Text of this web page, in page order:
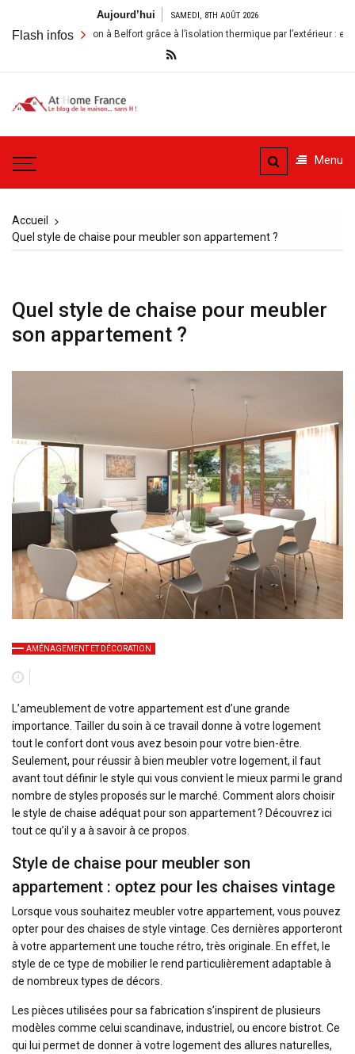
contenu
Aujourd’hui SAMEDI, 8TH AOÛT 2026
Flash infos
sa maison à Belfort grâce à l’isolation thermique par l’extérieur : enjeux
A la
Maison
France
H
Menu
Accueil
Quel style de chaise pour meubler son appartement ?
Quel style de chaise pour meubler
son appartement ?
AMÉNAGEMENT ET DÉCORATION
L’ameublement de votre appartement est d’une grande
importance. Tailler du soin à ce travail donne à votre logement
tout le confort dont vous avez besoin pour votre bien-être.
Seulement, pour réussir à bien meubler votre logement, il faut
avant tout définir le style qui vous convient le mieux parmi le grand
nombre de styles proposés sur le marché. Comment alors choisir
le style de chaise adéquat pour son appartement ? Découvrez ici
tout ce qu’il y a à savoir à ce propos.
Style de chaise pour meubler son
appartement : optez pour les chaises vintage
Lorsque vous souhaitez meubler votre appartement, vous pouvez
opter pour des chaises de style vintage. Ces dernières apporteront
à votre appartement une touche rétro, très originale. En effet, le
style de ce type de mobilier le rend particulièrement adaptable à
de nombreux types de décors.
Les pièces utilisées pour sa fabrication s’inspirent de plusieurs
modèles comme celui scandinave, industriel, ou encore bistrot. Ce
qui lui permet de donner à votre logement des allures naturelles,